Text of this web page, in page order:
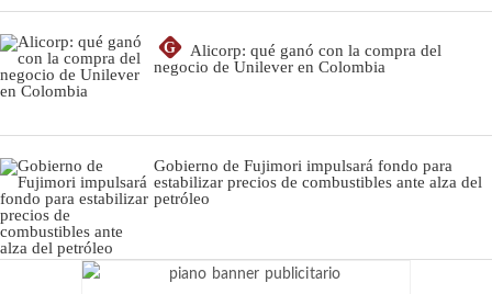
G
Alicorp: qué ganó con la compra del
negocio de Unilever en Colombia
Gobierno de Fujimori impulsará fondo para
estabilizar precios de combustibles ante alza del
petróleo